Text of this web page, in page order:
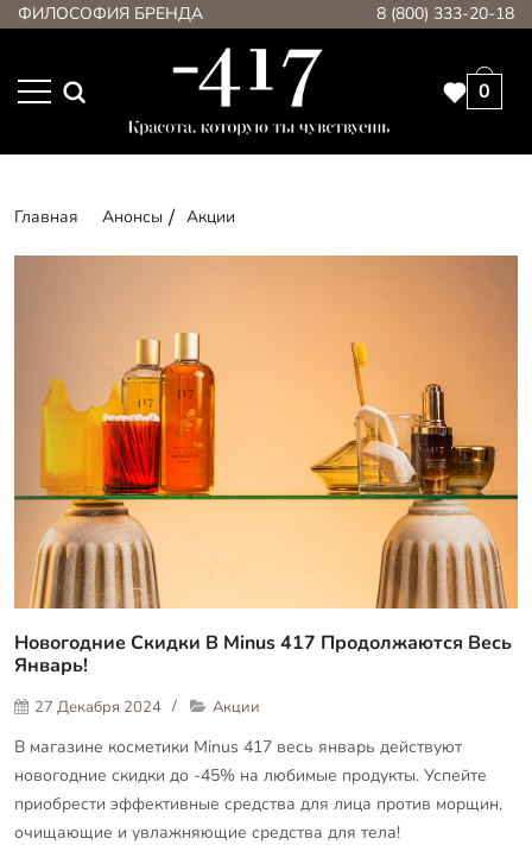
ФИЛОСОФИЯ БРЕНДА 8 (800) 333-20-18
0
Главная Анонсы Акции
Новогодние Скидки В Minus 417 Продолжаются Весь
Январь!
27 Декабря 2024 Акции
В магазине косметики Minus 417 весь январь действуют
новогодние скидки до -45% на любимые продукты. Успейте
приобрести эффективные средства для лица против морщин,
очищающие и увлажняющие средства для тела!